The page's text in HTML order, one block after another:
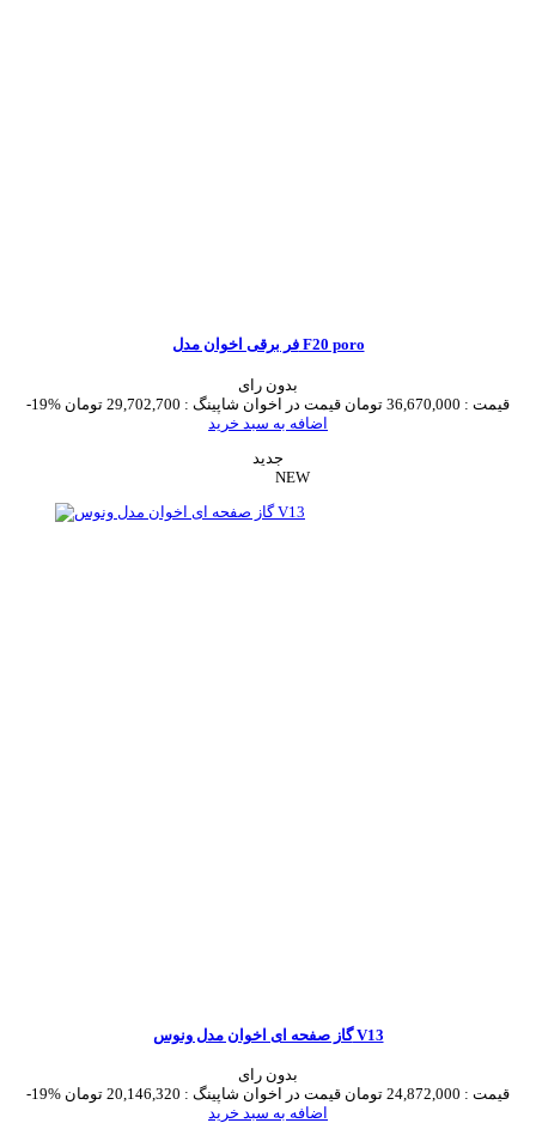
فر برقی اخوان مدل F20 poro
بدون رای
-19%
قیمت : 36,670,000 تومان قیمت در اخوان شاپینگ : 29,702,700 تومان
اضافه به سبد خرید
جدید
NEW
گاز صفحه ای اخوان مدل ونوس V13
بدون رای
-19%
قیمت : 24,872,000 تومان قیمت در اخوان شاپینگ : 20,146,320 تومان
اضافه به سبد خرید